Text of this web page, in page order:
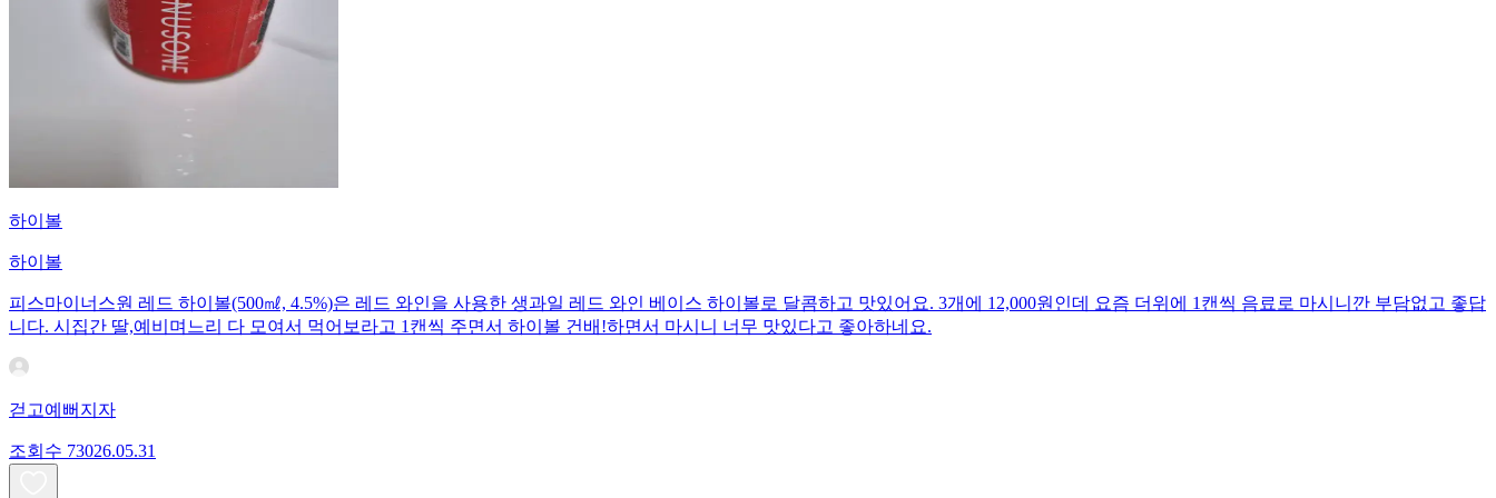
하이볼
하이볼
피스마이너스원 레드 하이볼(500㎖, 4.5%)은 레드 와인을 사용한 생과일 레드 와인 베이스 하이볼로 달콤하고 맛있어요. 3개에 12,000원인데 요즘 더위에 1캔씩 음료로 마시니깐 부담없고 좋답
니다. 시집간 딸,예비며느리 다 모여서 먹어보라고 1캔씩 주면서 하이볼 건배!하면서 마시니 너무 맛있다고 좋아하네요.
걷고예뻐지자
조회수 73026.05.31